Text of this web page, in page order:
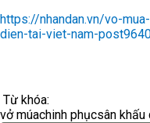
https://nhandan.vn/vo-
dien-tai-viet-nam-
Từ khóa:
vở múachinh phụcsân khấu